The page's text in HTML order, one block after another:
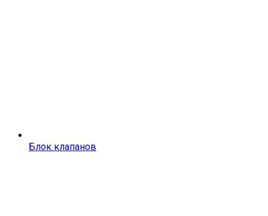
Блок клапанов